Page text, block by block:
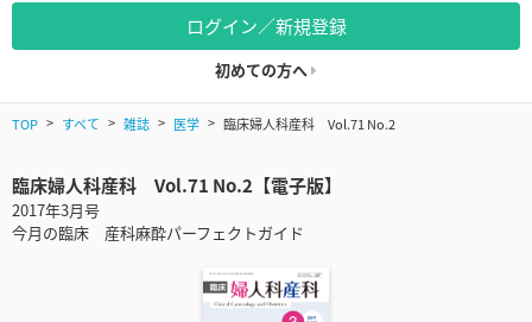
ログイン／新規登録
初めての方へ
TOP すべて 雑誌 医学 臨床婦人科産科 Vol.71 No.2
臨床婦人科産科 Vol.71 No.2【電子版】
2017年3月号
今月の臨床 産科麻酔パーフェクトガイド